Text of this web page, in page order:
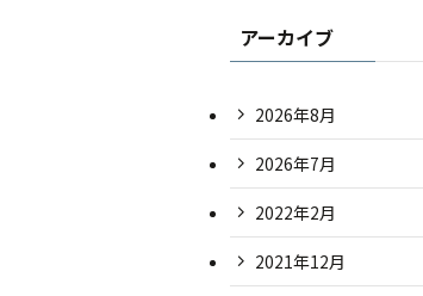
アーカイブ
2026年8月
2026年7月
2022年2月
2021年12月